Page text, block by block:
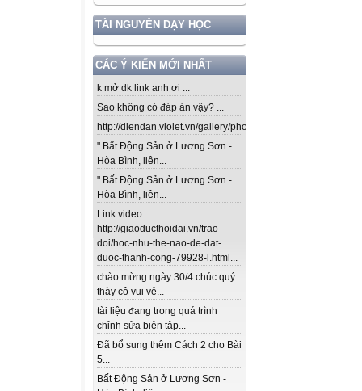
TÀI NGUYÊN DẠY HỌC
CÁC Ý KIẾN MỚI NHẤT
k mở dk link anh ơi ...
Sao không có đáp án vậy? ...
http://diendan.violet.vn/gallery/photos/302...
" Bất Động Sản ở Lương Sơn -
Hòa Bình, liên...
" Bất Động Sản ở Lương Sơn -
Hòa Bình, liên...
Link video:
http://giaoducthoidai.vn/trao-
doi/hoc-nhu-the-nao-de-dat-
duoc-thanh-cong-79928-l.html...
chào mừng ngày 30/4 chúc quý
thày cô vui vẻ...
tài liệu đang trong quá trình
chỉnh sửa biên tập...
Đã bổ sung thêm Cách 2 cho Bài
5...
Bất Động Sản ở Lương Sơn -